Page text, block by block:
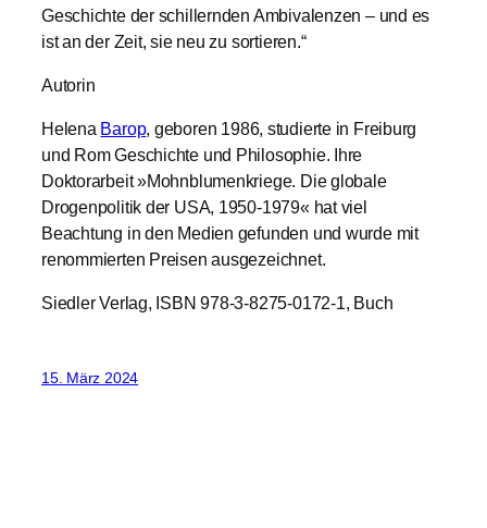
Geschichte der schillernden Ambivalenzen – und es
ist an der Zeit, sie neu zu sortieren.“
Autorin
Helena Barop, geboren 1986, studierte in Freiburg
und Rom Geschichte und Philosophie. Ihre
Doktorarbeit »Mohnblumenkriege. Die globale
Drogenpolitik der USA, 1950-1979« hat viel
Beachtung in den Medien gefunden und wurde mit
renommierten Preisen ausgezeichnet.
Siedler Verlag, ISBN 978-3-8275-0172-1, Buch
15. März 2024